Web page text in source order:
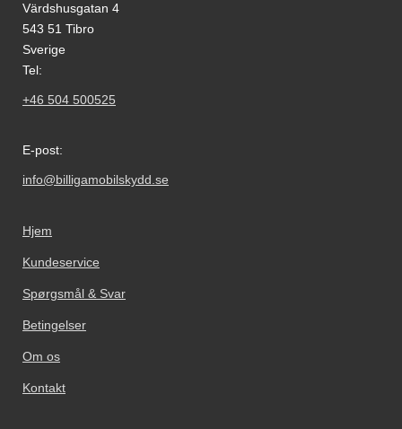
Värdshusgatan 4
543 51 Tibro
Sverige
Tel:
+46 504 500525
E-post:
info@billigamobilskydd.se
Hjem
Kundeservice
Spørgsmål & Svar
Betingelser
Om os
Kontakt